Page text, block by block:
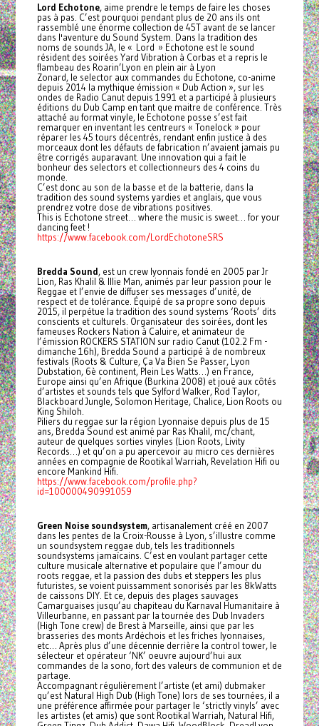
Lord Echotone, aime prendre le temps de faire les choses
pas à pas. C’est pourquoi pendant plus de 20 ans ils ont
rassemblé une énorme collection de 45T avant de se lancer
dans l'aventure du Sound System. Dans la tradition des
noms de sounds JA, le « Lord » Echotone est le sound
résident des soirées Yard Vibration à Corbas et a repris le
flambeau des Roarin’Lyon en plein air à Lyon
Zonard, le selector aux commandes du Echotone, co-anime
depuis 2014 la mythique émission « Dub Action », sur les
ondes de Radio Canut depuis 1991 et a participé à plusieurs
éditions du Dub Camp en tant que maitre de conférence. Très
attaché au format vinyle, le Echotone posse s’est fait
remarquer en inventant les centreurs « Tonelock » pour
réparer les 45 tours décentrés, rendant enfin justice à des
morceaux dont les défauts de fabrication n’avaient jamais pu
être corrigés auparavant. Une innovation qui a fait le
bonheur des selectors et collectionneurs des 4 coins du
monde.
C’est donc au son de la basse et de la batterie, dans la
tradition des sound systems yardies et anglais, que vous
prendrez votre dose de vibrations positives.
This is Echotone street… where the music is sweet… for your
dancing feet !
https://www.facebook.com/LordEchotoneSRS
Bredda Sound, est un crew lyonnais fondé en 2005 par Jr
Lion, Ras Khalil & Illie Man, animés par leur passion pour le
Reggae et l’envie de diffuser ses messages d’unité, de
respect et de tolérance. Équipé de sa propre sono depuis
2015, il perpétue la tradition des sound systems ‘Roots’ dits
conscients et culturels. Organisateur des soirées, dont les
fameuses Rockers Nation à Caluire, et animateur de
l’émission ROCKERS STATION sur radio Canut (102.2 Fm -
dimanche 16h), Bredda Sound a participé à de nombreux
festivals (Roots & Culture, Ça Va Bien Se Passer, Lyon
Dubstation, 6è continent, Plein Les Watts…) en France,
Europe ainsi qu’en Afrique (Burkina 2008) et joué aux côtés
d’artistes et sounds tels que Sylford Walker, Rod Taylor,
Blackboard Jungle, Solomon Heritage, Chalice, Lion Roots ou
King Shiloh.
Piliers du reggae sur la région Lyonnaise depuis plus de 15
ans, Bredda Sound est animé par Ras Khalil, mc/chant,
auteur de quelques sorties vinyles (Lion Roots, Livity
Records…) et qu’on a pu apercevoir au micro ces dernières
années en compagnie de Rootikal Warriah, Revelation Hifi ou
encore Mankind Hifi.
https://www.facebook.com/profile.php?
id=100000490991059
Green Noise soundsystem, artisanalement créé en 2007
dans les pentes de la Croix-Rousse à Lyon, s’illustre comme
un soundsystem reggae dub, tels les traditionnels
soundsystems jamaïcains. C’est en voulant partager cette
culture musicale alternative et populaire que l’amour du
roots reggae, et la passion des dubs et steppers les plus
futuristes, se voient puissamment sonorisés par les 8kWatts
de caissons DIY. Et ce, depuis des plages sauvages
Camarguaises jusqu’au chapiteau du Karnaval Humanitaire à
Villeurbanne, en passant par la tournée des Dub Invaders
(High Tone crew) de Brest à Marseille, ainsi que par les
brasseries des monts Ardéchois et les friches lyonnaises,
etc… Après plus d’une décennie derrière la control tower, le
sélecteur et opérateur ‘NK’ oeuvre aujourd’hui aux
commandes de la sono, fort des valeurs de communion et de
partage.
Accompagnant régulièrement l’artiste (et ami) dubmaker
qu’est Natural High Dub (High Tone) lors de ses tournées, il a
une préférence affirmée pour partager le ‘strictly vinyls’ avec
les artistes (et amis) que sont Rootikal Warriah, Natural Hifi,